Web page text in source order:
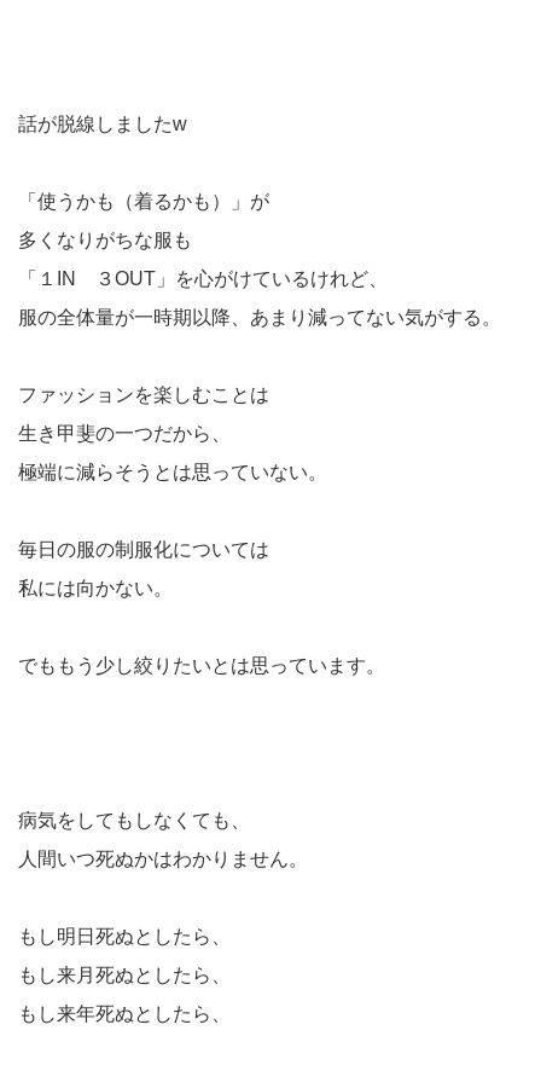
話が脱線しましたw
「使うかも（着るかも）」が
多くなりがちな服も
「１IN ３OUT」を心がけているけれど、
服の全体量が一時期以降、あまり減ってない気がする。
ファッションを楽しむことは
生き甲斐の一つだから、
極端に減らそうとは思っていない。
毎日の服の制服化については
私には向かない。
でももう少し絞りたいとは思っています。
病気をしてもしなくても、
人間いつ死ぬかはわかりません。
もし明日死ぬとしたら、
もし来月死ぬとしたら、
もし来年死ぬとしたら、